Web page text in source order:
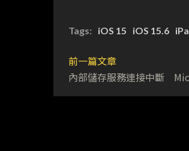
Tags: iOS 15 iOS 15.6
前一篇文章
內部儲存服務連接中斷